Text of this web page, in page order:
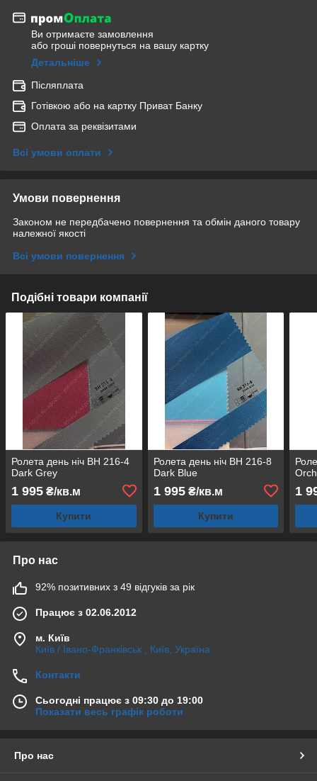
Ви отримаєте замовлення
або гроші повернуться на вашу картку
Детальніше
Післяплата
Готівкою або на картку Приват Банку
Оплата за реквізитами
Всі умови оплати
Умови повернення
Законом не передбачено повернення та обмін даного товару
належної якості
Всі умови повернення
Подібні товари компанії
Ролета день ніч BH 216-4
Dark Grey
1 995 ₴/кв.м
Купити
Ролета день ніч BH 216-8
Dark Blue
1 995₴/кв.м
Купити
1
Про нас
92% позитивних з 49 відгуків за рік
Працює з 02.06.2012
м. Київ
Київ / Івано-Франківськ , Київ, Україна
Контакти
Сьогодні працює з 09:30 до 19:00
Показати весь графік роботи
Про нас